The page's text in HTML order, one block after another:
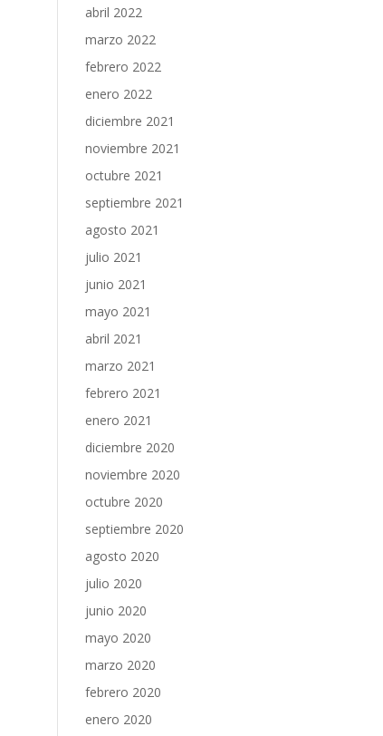
abril 2022
marzo 2022
febrero 2022
enero 2022
diciembre 2021
noviembre 2021
octubre 2021
septiembre 2021
agosto 2021
julio 2021
junio 2021
mayo 2021
abril 2021
marzo 2021
febrero 2021
enero 2021
diciembre 2020
noviembre 2020
octubre 2020
septiembre 2020
agosto 2020
julio 2020
junio 2020
mayo 2020
marzo 2020
febrero 2020
enero 2020